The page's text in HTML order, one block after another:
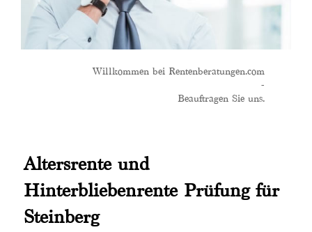
Willkommen bei Rentenberatungen.com
-
Beauftragen Sie uns.
Altersrente und
Hinterbliebenrente Prüfung für
Steinberg